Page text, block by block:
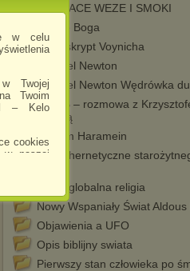
w celu
Twojej
Twoim
– Kelo
cookies
w naszej
może
niestety
LATAJACE WEZE I SMOKI
List do Boga
Manuskrypt Voynicha
Michael Newton
Michael Newton Wędrówka
MILAB – rozmowa z
Rogalą
Nassim Haramein
Nauki hernetyczne
Nowa globalna religia
Nowy Wspaniały Świat
Objawienia a UFO
Opis biblijny swiata
Pierwszy stan człowieka po